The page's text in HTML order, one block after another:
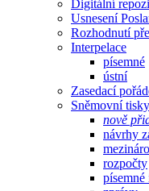
Digitální
Usnesení
Rozhodnutí
Interpelace
písemné
ústní
Zasedací
Sněmovní tisky
nově
návrhy
rozpočty
písemné